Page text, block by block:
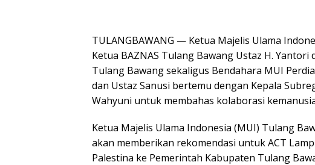
TULANGBAWANG — Ketua Majelis Ulama
Ketua BAZNAS Tulang Bawang Ustaz H. Yantori
Tulang Bawang sekaligus Bendahara MUI
dan Ustaz Sanusi bertemu dengan Kepala
Wahyuni untuk membahas kolaborasi
Ketua Majelis Ulama Indonesia (MUI) Tulang
akan memberikan rekomendasi untuk ACT
Palestina ke Pemerintah Kabupaten Tulang